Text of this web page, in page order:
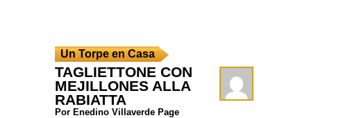
Un Torpe en Casa
TAGLIETTONE CON
MEJILLONES ALLA
RABIATTA
Por Enedino Villaverde Page